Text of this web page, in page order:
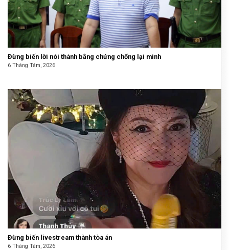
Đừng biến lời nói thành bằng chứng chống lại mình
6 Tháng Tám, 2026
Đừng biến livestream thành tòa án
6 Tháng Tám, 2026